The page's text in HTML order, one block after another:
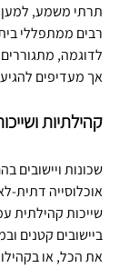
תרתי משמע,
רבים ממתפללי
לדוגמה,
אך מעדיפים
קהילתיות
שכונות ויישובים
אוכלוסייה דתית-
שייכות קהילתית
ביישובים קטנים
את הכל, או